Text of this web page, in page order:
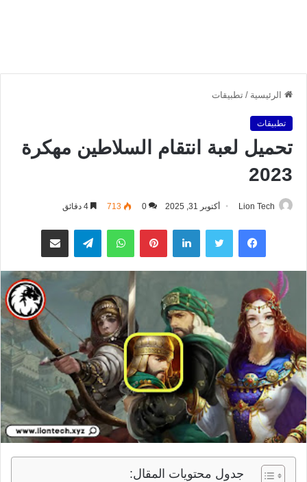
الرئيسية / تطبيقات
تطبيقات
تحميل لعبة انتقام السلاطين مهكرة
2023
Lion Tech أكتوبر 31, 2025 0
713
فيسبوك تويتر لينكدإن بينتيريستواتساب تيلقرام مشاركة عبر البريد
جدول محتويات المقال: